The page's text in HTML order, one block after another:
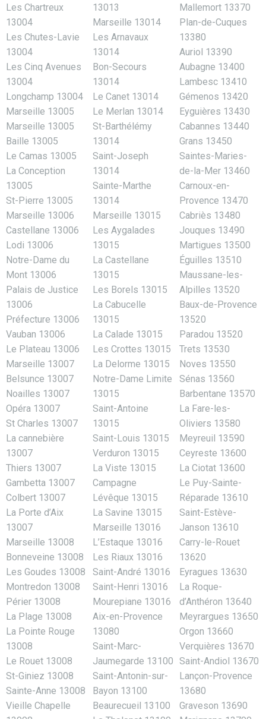
Les Chartreux
13004
Les Chutes-Lavie
13004
Les Cinq Avenues
13004
Longchamp 13004
Marseille 13005
Marseille 13005
Baille 13005
Le Camas 13005
La Conception
13005
St-Pierre 13005
Marseille 13006
Castellane 13006
Lodi 13006
Notre-Dame du
Mont 13006
Palais de Justice
13006
Préfecture 13006
Vauban 13006
Le Plateau 13006
Marseille 13007
Belsunce 13007
Noailles 13007
Opéra 13007
St Charles 13007
La cannebière
13007
Thiers 13007
Gambetta 13007
Colbert 13007
La Porte d’Aix
13007
Marseille 13008
Bonneveine 13008
Les Goudes 13008
Montredon 13008
Périer 13008
La Plage 13008
La Pointe Rouge
13008
Le Rouet 13008
St-Giniez 13008
Sainte-Anne 13008
Vieille Chapelle
13013
Marseille 13014
Les Arnavaux
13014
Bon-Secours
13014
Le Canet 13014
Le Merlan 13014
St-Barthélémy
13014
Saint-Joseph
13014
Sainte-Marthe
13014
Marseille 13015
Les Aygalades
13015
La Castellane
13015
Les Borels 13015
La Cabucelle
13015
La Calade 13015
Les Crottes 13015
La Delorme 13015
Notre-Dame Limite
13015
Saint-Antoine
13015
Saint-Louis 13015
Verduron 13015
La Viste 13015
Campagne
Lévêque 13015
La Savine 13015
Marseille 13016
L’Estaque 13016
Les Riaux 13016
Saint-André 13016
Saint-Henri 13016
Mourepiane 13016
Aix-en-Provence
13080
Saint-Marc-
Jaumegarde 13100
Saint-Antonin-sur-
Bayon 13100
Beaurecueil 13100
Mallemort 13370
Plan-de-Cuques
13380
Auriol 13390
Aubagne 13400
Lambesc 13410
Gémenos 13420
Eyguières 13430
Cabannes 13440
Grans 13450
Saintes-Maries-
de-la-Mer 13460
Carnoux-en-
Provence 13470
Cabriès 13480
Jouques 13490
Martigues 13500
Éguilles 13510
Maussane-les-
Alpilles 13520
Baux-de-Provence
13520
Paradou 13520
Trets 13530
Noves 13550
Sénas 13560
Barbentane 13570
La Fare-les-
Oliviers 13580
Meyreuil 13590
Ceyreste 13600
La Ciotat 13600
Le Puy-Sainte-
Réparade 13610
Saint-Estève-
Janson 13610
Carry-le-Rouet
13620
Eyragues 13630
La Roque-
d’Anthéron 13640
Meyrargues 13650
Orgon 13660
Verquières 13670
Saint-Andiol 13670
Lançon-Provence
13680
Graveson 13690